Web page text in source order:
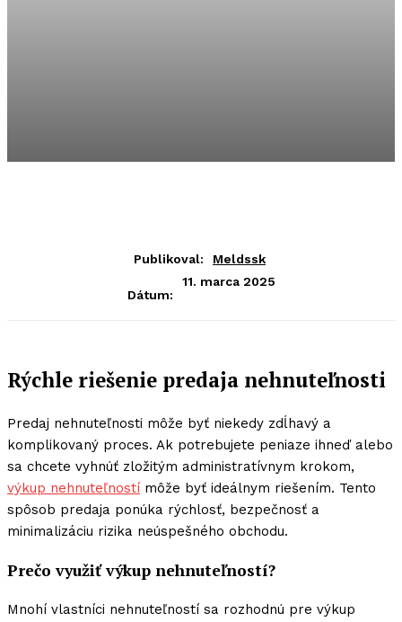
Publikoval: Meldssk
Dátum:
11. marca 2025
Rýchle riešenie predaja nehnuteľnosti
Predaj nehnuteľnosti môže byť niekedy zdĺhavý a
komplikovaný proces. Ak potrebujete peniaze ihneď alebo
sa chcete vyhnúť zložitým administratívnym krokom,
výkup nehnuteľností môže byť ideálnym riešením. Tento
spôsob predaja ponúka rýchlosť, bezpečnosť a
minimalizáciu rizika neúspešného obchodu.
Prečo využiť výkup nehnuteľností?
Mnohí vlastníci nehnuteľností sa rozhodnú pre výkup